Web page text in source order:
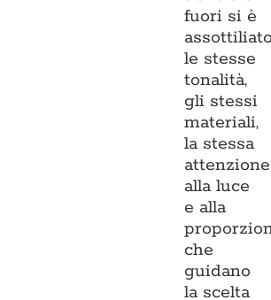
fuori si è
le stesse
tonalità,
gli stessi
materiali,
la stessa
attenzione
alla luce
e alla
che
guidano
la scelta